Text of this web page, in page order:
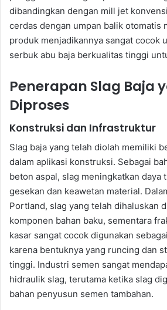
dibandingkan dengan mill jet
cerdas dengan umpan balik otomatis
produk menjadikannya sangat cocok
serbuk abu baja berkualitas tinggi
Penerapan Slag Baja
Diproses
Konstruksi dan Infrastruktur
Slag baja yang telah diolah memiliki
dalam aplikasi konstruksi. Sebagai
beton aspal, slag meningkatkan daya
gesekan dan keawetan material.
Portland, slag yang telah dihaluskan
komponen bahan baku, sementara
kasar sangat cocok digunakan
karena bentuknya yang runcing dan
tinggi. Industri semen sangat
hidraulik slag, terutama ketika slag
bahan penyusun semen tambahan.